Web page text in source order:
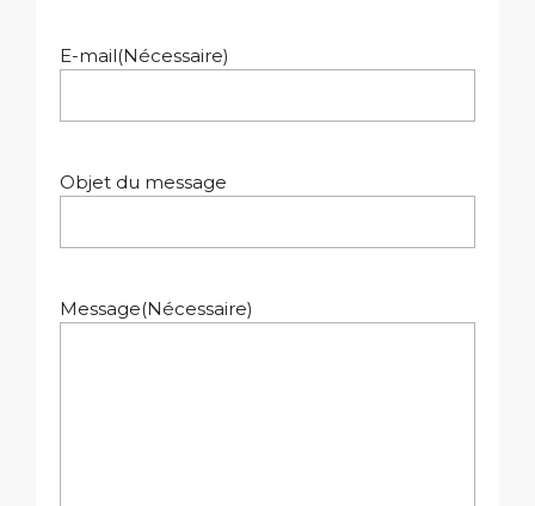
E-mail(Nécessaire)
Objet du message
Message(Nécessaire)